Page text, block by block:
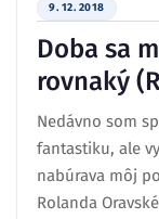
9. 12. 2018
Doba sa
rovnaký
Nedávno som
fantastiku, ale
nabúrava môj
Rolanda